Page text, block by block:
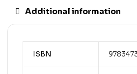
Additional information
ISBN